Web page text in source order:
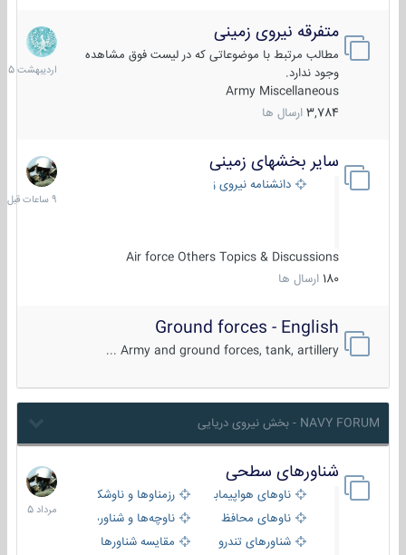
متفرقه نیروی زمینی
مطالب مرتبط با موضوعاتی که در لیست فوق مشاهده
وجود ندارد.
Army Miscellaneous
3,784 ارسال ها
27
1405
سایر بخشهای زمینی
دانشنامه نیروی زمینی
Air force Others Topics & Discussions
180 ارسال ها
9
ساعات
قبل
Ground forces - English
Army and ground forces, tank, artillery ...
NAVY FORUM - بخش نیروی دریایی
شناورهای سطحی
ناوهای هواپیمابر و بالگرد بررزمناوها و ناوشکن‌ها
ناوهای محافظ
ناوچه‌ها و شناورهای گشتی
شناورهای تندرو
مقایسه شناورها
2
مرداد
1405